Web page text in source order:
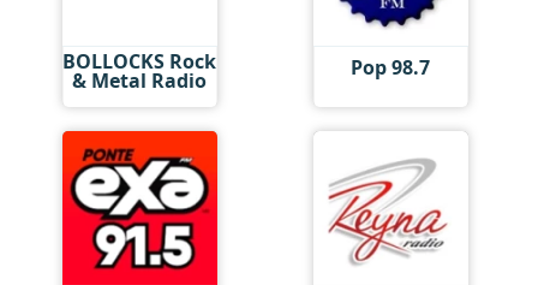
BOLLOCKS Rock
& Metal Radio Pop 98.7